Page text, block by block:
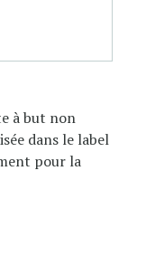
à but non
dans le label
pour la